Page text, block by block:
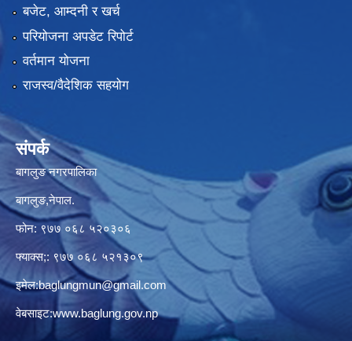
बजेट, आम्दनी र खर्च
परियोजना अपडेट रिपोर्ट
वर्तमान योजना
राजस्व/वैदेशिक सहयोग
संपर्क
बागलुङ नगरपालिका
बागलुङ,नेपाल.
फोन: ९७७ ०६८ ५२०३०६
फ्याक्स;: ९७७ ०६८ ५२१३०९
इमेल:baglungmun@gmail.com
वेबसाइट:www.baglung.gov.np